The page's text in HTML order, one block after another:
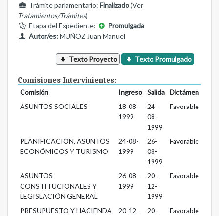
Trámite parlamentario: Finalizado(Ver
Tratamientos/Trámites)
Etapa del Expediente:
Promulgada
Autor/es:MUÑOZ Juan Manuel
Texto Proyecto Texto Promulgado
Comisiones Intervinientes:
Comisión Ingreso Salida
Dictámen
ASUNTOS SOCIALES
18-08-
1999
24-
08-
1999
Favorable
PLANIFICACIÓN, ASUNTOS
ECONÓMICOS Y TURISMO
24-08-
1999
26-
08-
1999
Favorable
ASUNTOS
CONSTITUCIONALES Y
LEGISLACIÓN GENERAL
26-08-
1999
20-
12-
1999
Favorable
PRESUPUESTO Y HACIENDA
20-12-
20-
Favorable